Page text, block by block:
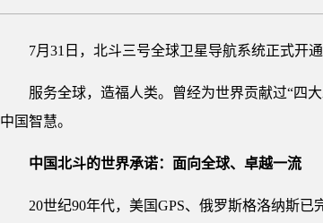
7月31日，北斗三号全球卫星导航系统正式开通
服务全球，造福人类。曾经为世界贡献过“四
中国智慧。
中国北斗的世界承诺：面向全球、卓越一流
20世纪90年代，美国GPS、俄罗斯格洛纳斯已